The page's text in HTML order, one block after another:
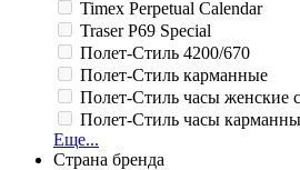
Timex Perpetual Calendar
Traser P69 Special
Полет-Стиль 4200/670
Полет-Стиль карманные
Полет-Стиль часы женские
Полет-Стиль часы
Еще...
Страна бренда